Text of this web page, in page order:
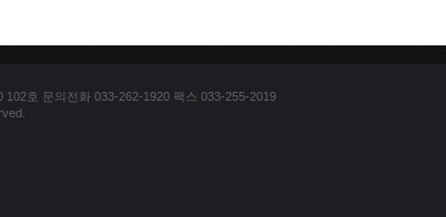
호 문의전화 033-262-1920 팩스 033-255-2019